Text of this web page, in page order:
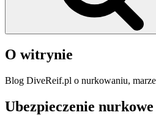
O witrynie
Blog DiveReif.pl o nurkowaniu,
Ubezpieczenie